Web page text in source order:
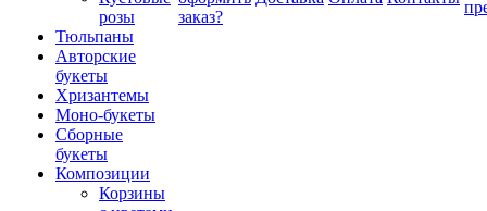
розы
Тюльпаны
Авторские
букеты
Хризантемы
Моно-букеты
Сборные
букеты
Композиции
Корзины
заказ?